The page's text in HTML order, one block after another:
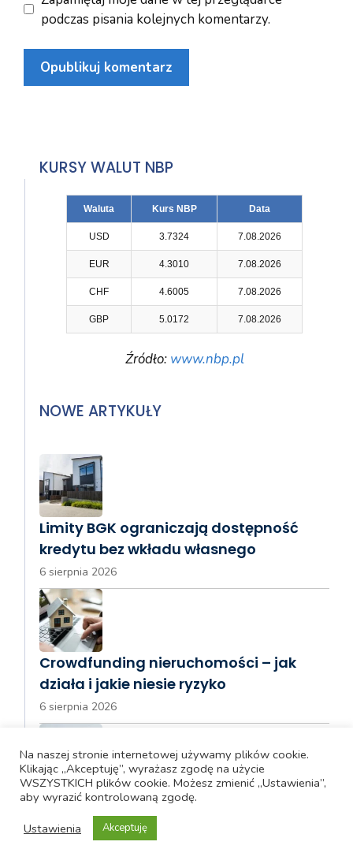
podczas pisania kolejnych komentarzy.
KURSY WALUT NBP
Waluta Kurs NBP Data
USD 3.7324 7.08.2026
EUR 4.3010 7.08.2026
CHF 4.6005 7.08.2026
GBP 5.0172 7.08.2026
Źródło: www.nbp.pl
NOWE ARTYKUŁY
Limity BGK ograniczają dostępność
kredytu bez wkładu własnego
6 sierpnia 2026
Crowdfunding nieruchomości – jak
działa i jakie niesie ryzyko
6 sierpnia 2026
PKO BP uruchomił pilotaż płatności
zbliżeniowych BLIK na iPhonie
6 sierpnia 2026
Na naszej stronie internetowej używamy plików cookie.
Klikając „Akceptuję”, wyrażasz zgodę na użycie
WSZYSTKICH plików cookie. Możesz zmienić „Ustawienia”,
aby wyrazić kontrolowaną zgodę.
Ustawienia
Akceptuję